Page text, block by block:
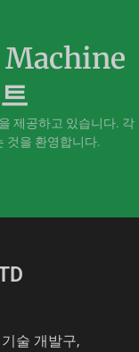
제공하고 있습니다. 각
것을 환영합니다.
술 개발구,